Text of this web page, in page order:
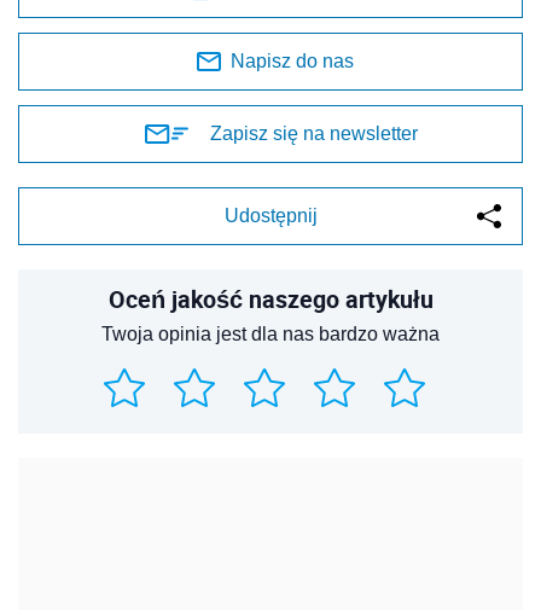
Napisz do nas
Zapisz się na newsletter
Udostępnij
Oceń jakość naszego artykułu
Twoja opinia jest dla nas bardzo ważna